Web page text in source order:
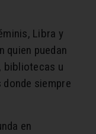
Libra y
quien puedan
bibliotecas u
siempre
en